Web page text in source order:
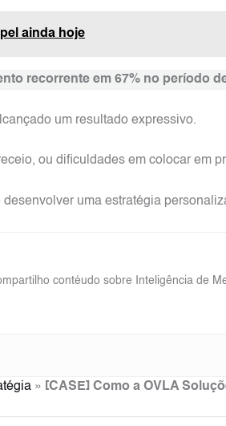
ainda hoje
recorrente em 67% no período
um resultado expressivo.
ou dificuldades em colocar em
uma estratégia
contéudo sobre Inteligência de
» [CASE] Como a OVLA